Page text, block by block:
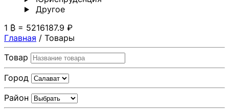
Другoе
1 ₿ = 5216187.9 ₽
Главная / Товары
Товар
Город
Район